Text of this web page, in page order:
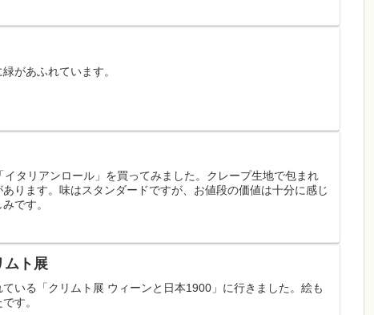
があふれています。
タリアンロール」を買ってみました。クレープ生地で包まれ
ります。味はスタンダードですが、お値段の価値は十分に感じ
です。
ムト展
いる「クリムト展 ウィーンと日本1900」に行きました。絵も
す。